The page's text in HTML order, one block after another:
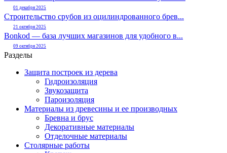
01 декабря 2025
Строительство срубов из оцилиндрованного брев...
21 октября 2025
Bonkod — база лучших магазинов для удобного в...
09 октября 2025
Разделы
Защита построек из дерева
Гидроизоляция
Звукозащита
Пароизоляция
Материалы из древесины и ее производных
Бревна и брус
Декоративные материалы
Отделочные материалы
Столярные работы